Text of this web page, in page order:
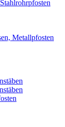
Metallpfosten